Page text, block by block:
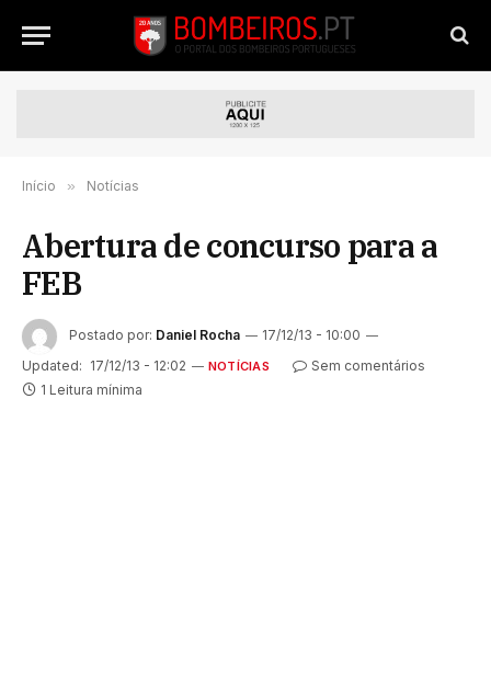
Início » Notícias
Abertura de concurso para a
FEB
Postado por: Daniel Rocha
17/12/13 - 10:00
Updated: 17/12/13 - 12:02 NOTÍCIAS
Sem comentários
1 Leitura mínima